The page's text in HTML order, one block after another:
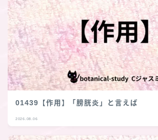
01439【作用】「膀胱炎」と言えば
2026.08.06